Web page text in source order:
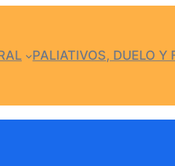
PALIATIVOS, DUELO Y